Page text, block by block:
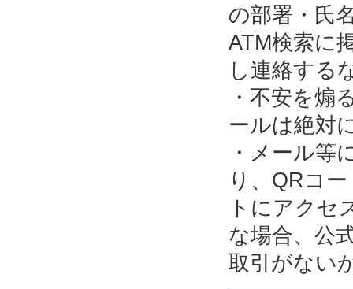
の部署・氏
ATM検索に
し連絡する
・不安を煽
ールは絶対
・メール等
り、QRコ
トにアクセ
な場合、公
取引がない